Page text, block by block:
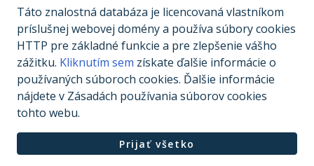
pripojiť k nabíjacej stanici“?
Ochrana údajov
Rozdiely medzi zakázanými, zakázanými a
bezpečnostnými zónami pre robotickú kosačku série
X
Táto znalostná databáza je licencovaná vlastníkom
príslušnej webovej domény a používa súbory cookies
HTTP pre základné funkcie a pre zlepšenie vášho
zážitku. Kliknutím sem získate ďalšie informácie o
používaných súboroch cookies. Ďalšie informácie
nájdete v Zásadách používania súborov cookies
tohto webu.
Prijať všetko